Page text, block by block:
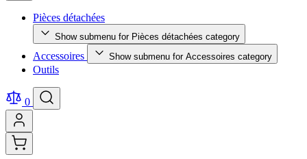
Pièces détachées
Show submenu for Pièces détachées category
Accessoires Show submenu for Accessoires category
Outils
0